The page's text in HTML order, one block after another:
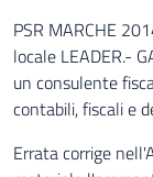
PSR MARCHE
locale LEADER.-
un consulente
contabili, fiscali e
Errata corrige